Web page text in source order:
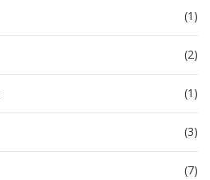
(1)
(2)
(1)
(3)
(7)